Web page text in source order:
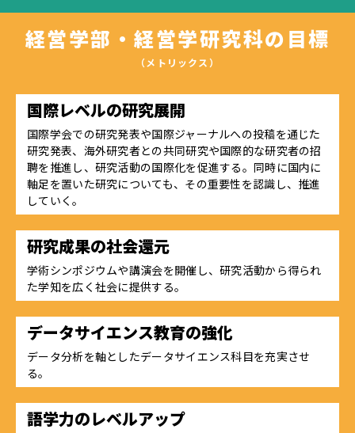
経営学部・経営学研究科の目標
（メトリックス）
国際レベルの研究展開
国際学会での研究発表や国際ジャーナルへの投稿を通じた
研究発表、海外研究者との共同研究や国際的な研究者の招
聘を推進し、研究活動の国際化を促進する。同時に国内に
軸足を置いた研究についても、その重要性を認識し、推進
していく。
研究成果の社会還元
学術シンポジウムや講演会を開催し、研究活動から得られ
た学知を広く社会に提供する。
データサイエンス教育の強化
データ分析を軸としたデータサイエンス科目を充実させ
る。
語学力のレベルアップ